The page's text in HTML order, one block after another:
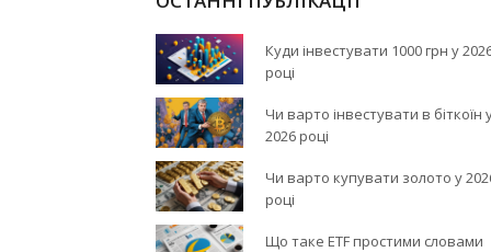
Куди інвестувати 1000 грн у
році
Чи варто інвестувати в біткоїн
2026 році
Чи варто купувати золото у
році
Що таке ETF простими словами